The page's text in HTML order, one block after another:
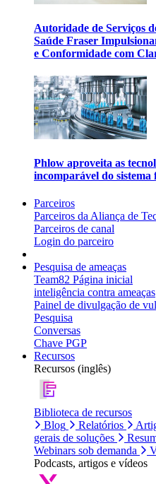
Autoridade de Serviços
Saúde Fraser
e Conformidade com
Phlow aproveita as
incomparável do sistema
Parceiros
Parceiros da Aliança de
Parceiros de canal
Login do parceiro
Pesquisa de ameaças
Team82 Página inicial
inteligência contra ameaças
Painel de divulgação de
Pesquisa
Conversas
Chave PGP
Recursos
Recursos (inglês)
Biblioteca de recursos
Blog
Relatórios
gerais de soluções
Webinars sob demanda
Podcasts, artigos e vídeos